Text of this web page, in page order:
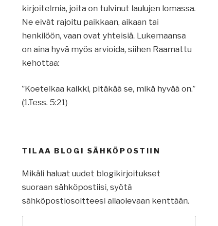
kirjoitelmia, joita on tulvinut laulujen lomassa.
Ne eivät rajoitu paikkaan, aikaan tai
henkilöön, vaan ovat yhteisiä. Lukemaansa
on aina hyvä myös arvioida, siihen Raamattu
kehottaa:
”Koetelkaa kaikki, pitäkää se, mikä hyvää on.”
(1.Tess. 5:21)
TILAA BLOGI SÄHKÖPOSTIIN
Mikäli haluat uudet blogikirjoitukset
suoraan sähköpostiisi, syötä
sähköpostiosoitteesi allaolevaan kenttään.